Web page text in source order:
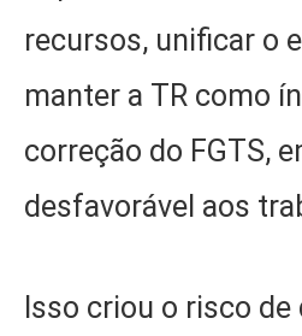
recursos, unificar o
manter a TR como
correção do FGTS,
desfavorável aos
Isso criou o risco de